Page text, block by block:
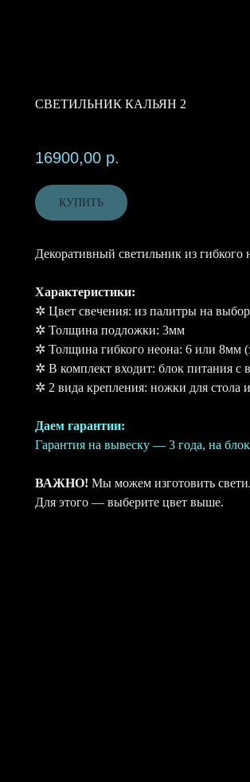
СВЕТИЛЬНИК КАЛЬЯН 2
16900,00 р.
КУПИТЬ
Декоративный светильник из гибкого
Характеристики:
✲ Цвет свечения: из палитры на выбор
✲ Толщина подложки: 3мм
✲ Толщина гибкого неона: 6 или 8мм
✲ В комплект входит: блок питания с
✲ 2 вида крепления: ножки для стола
Даем гарантии:
Гарантия на вывеску — 3 года, на
ВАЖНО! Мы можем изготовить
Для этого — выберите цвет выше.